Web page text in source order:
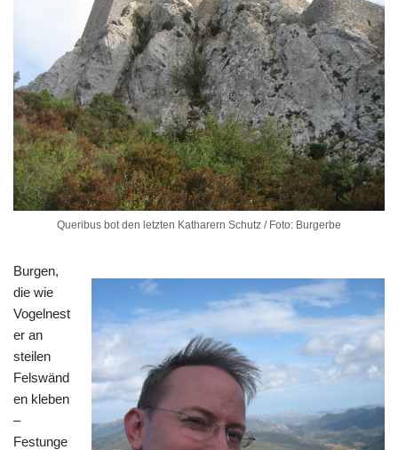
Queribus bot den letzten Katharern Schutz / Foto: Burgerbe
Burgen,
die wie
Vogelnest
er an
steilen
Felswänd
en kleben
–
Festunge